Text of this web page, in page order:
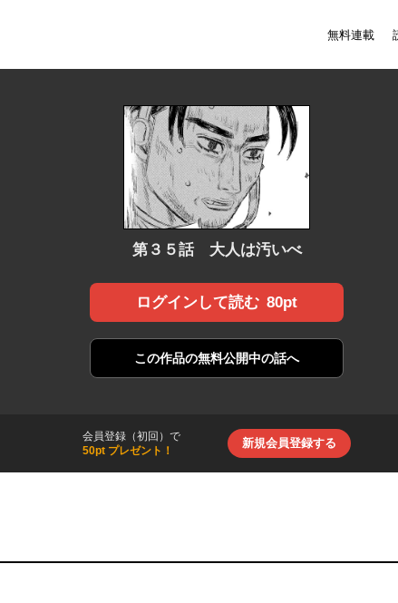
無料連載
第３５話 大人は汚いべ
ログインして読む 80pt
この作品の無料公開中の話へ
会員登録（初回）で
50pt プレゼント！
新規会員登録する